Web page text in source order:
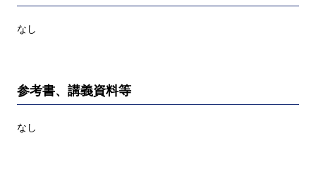
なし
参考書、講義資料等
なし